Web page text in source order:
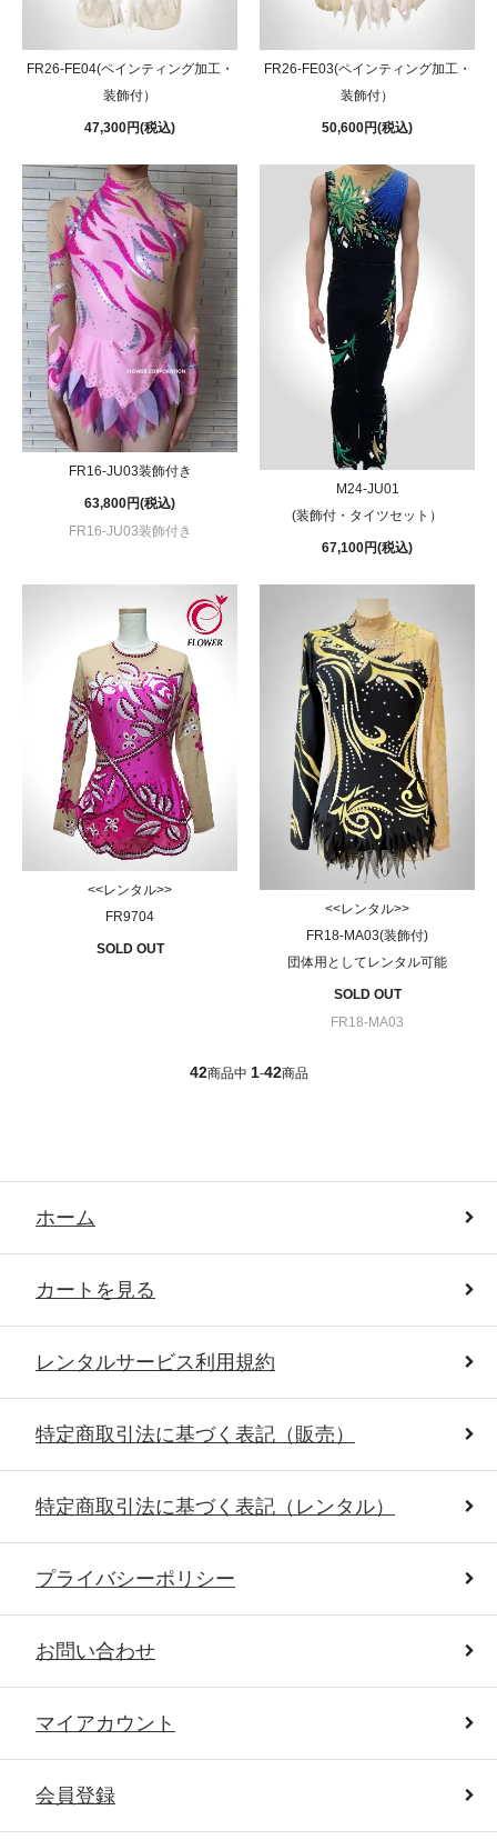
FR26-FE04(ペインティング加工・
装飾付）
47,300円(税込)
FR26-FE03(ペインティング加工・
装飾付）
50,600円(税込)
FR16-JU03装飾付き
63,800円(税込)
FR16-JU03装飾付き
M24-JU01
(装飾付・タイツセット）
67,100円(税込)
<<レンタル>>
FR9704
SOLD OUT
<<レンタル>>
FR18-MA03(装飾付)
団体用としてレンタル可能
SOLD OUT
FR18-MA03
42商品中 1-42商品
ホーム
カートを見る
レンタルサービス利用規約
特定商取引法に基づく表記（販売）
特定商取引法に基づく表記（レンタル）
プライバシーポリシー
お問い合わせ
マイアカウント
会員登録